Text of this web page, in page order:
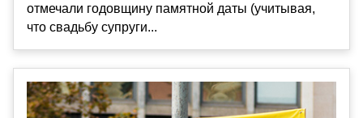
отмечали годовщину памятной даты (учитывая,
что свадьбу супруги...